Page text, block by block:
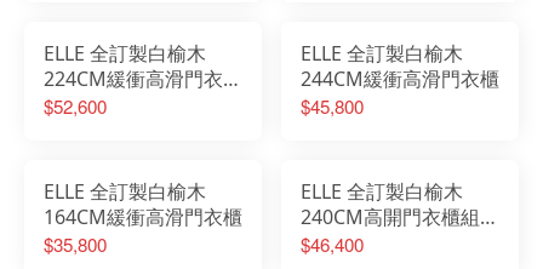
ELLE 全訂製白榆木
224CM緩衝高滑門衣櫃
組
$52,600
ELLE 全訂製白榆木
244CM緩衝高滑門衣櫃
$45,800
ELLE 全訂製白榆木
164CM緩衝高滑門衣櫃
$35,800
ELLE 全訂製白榆木
240CM高開門衣櫃組
(單吊+三抽+雙吊)
$46,400